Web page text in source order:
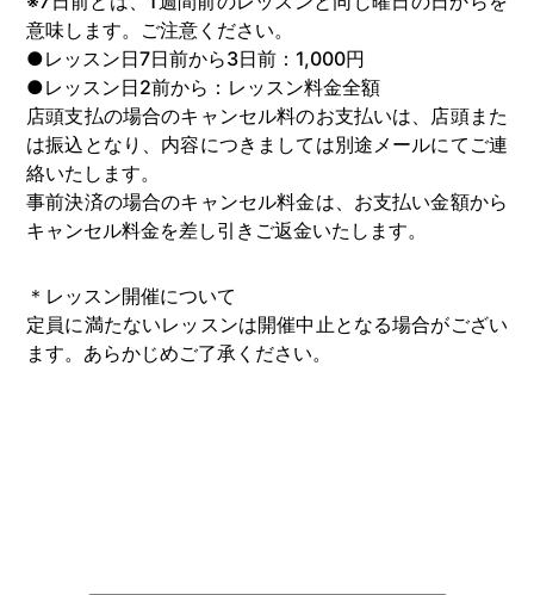
意味します。ご注意ください。
●レッスン日7日前から3日前：1,000円
●レッスン日2前から：レッスン料金全額
店頭支払の場合のキャンセル料のお支払いは、店頭また
は振込となり、内容につきましては別途メールにてご連
絡いたします。
事前決済の場合のキャンセル料金は、お支払い金額から
キャンセル料金を差し引きご返金いたします。
＊レッスン開催について
定員に満たないレッスンは開催中止となる場合がござい
ます。あらかじめご了承ください。